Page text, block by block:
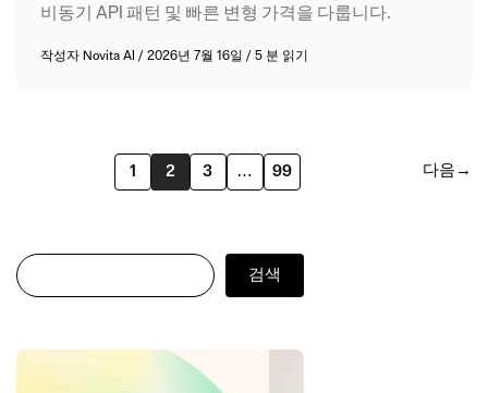
비동기 API 패턴 및 빠른 변형 가격을 다룹니다.
작성자 Novita AI /2026년 7월 16일/5 분 읽기
1 2 3 … 99 다음 →
검색
검색